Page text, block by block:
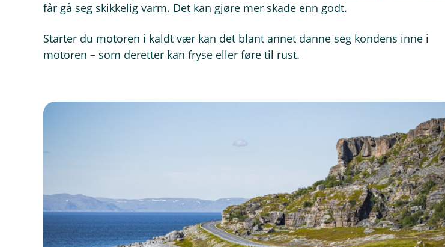
får gå seg skikkelig varm. Det kan gjøre mer skade enn godt.
Starter du motoren i kaldt vær kan det blant annet danne seg kondens inne i
motoren – som deretter kan fryse eller føre til rust.